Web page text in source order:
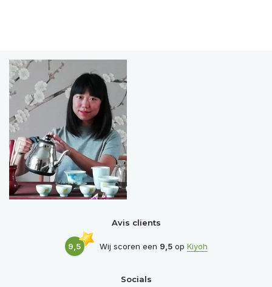
Avis clients
9,5 Wij scoren een 9,5op Kiyoh
Socials